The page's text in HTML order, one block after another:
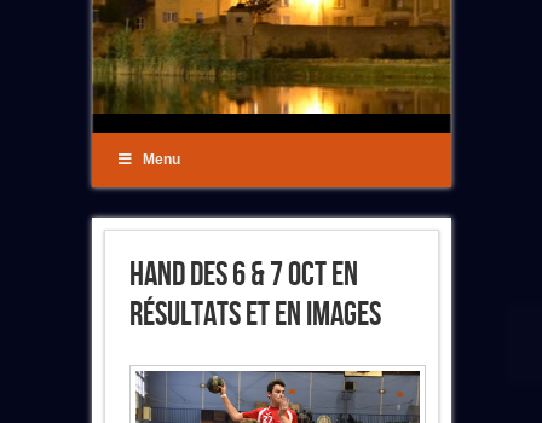
Menu
Hand Des 6 & 7 Oct En
Résultats Et En Images